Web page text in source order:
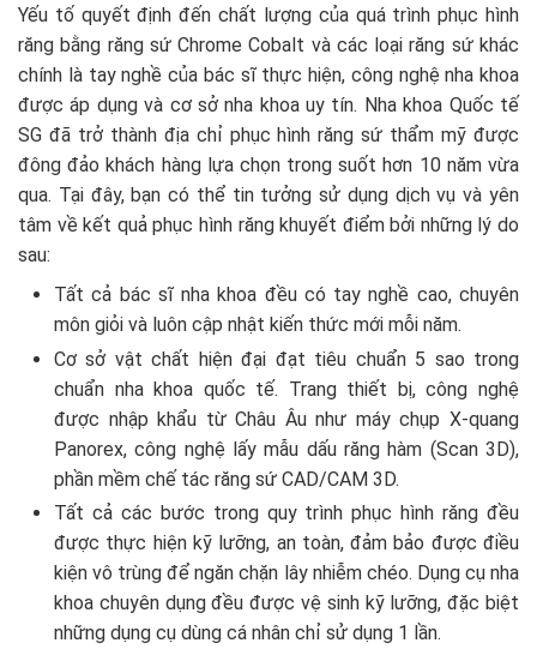
Yếu tố quyết định đến chất lượng của quá trình phục hình
răng bằng răng sứ Chrome Cobalt và các loại răng sứ khác
chính là tay nghề của bác sĩ thực hiện, công nghệ nha khoa
được áp dụng và cơ sở nha khoa uy tín. Nha khoa Quốc tế
SG đã trở thành địa chỉ phục hình răng sứ thẩm mỹ được
đông đảo khách hàng lựa chọn trong suốt hơn 10 năm vừa
qua. Tại đây, bạn có thể tin tưởng sử dụng dịch vụ và yên
tâm về kết quả phục hình răng khuyết điểm bởi những lý do
sau:
Tất cả bác sĩ nha khoa đều có tay nghề cao, chuyên
môn giỏi và luôn cập nhật kiến thức mới mỗi năm.
Cơ sở vật chất hiện đại đạt tiêu chuẩn 5 sao trong
chuẩn nha khoa quốc tế. Trang thiết bị, công nghệ
được nhập khẩu từ Châu Âu như máy chụp X-quang
Panorex, công nghệ lấy mẫu dấu răng hàm (Scan 3D),
phần mềm chế tác răng sứ CAD/CAM 3D.
Tất cả các bước trong quy trình phục hình răng đều
được thực hiện kỹ lưỡng, an toàn, đảm bảo được điều
kiện vô trùng để ngăn chặn lây nhiễm chéo. Dụng cụ nha
khoa chuyên dụng đều được vệ sinh kỹ lưỡng, đặc biệt
những dụng cụ dùng cá nhân chỉ sử dụng 1 lần.